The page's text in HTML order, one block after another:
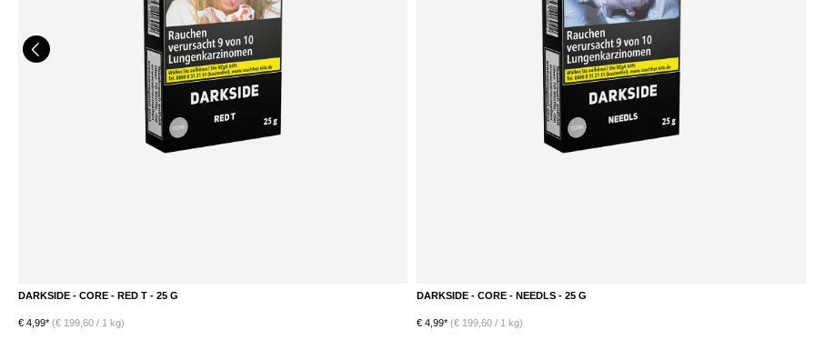
DARKSIDE - CORE - RED T - 25 G
€ 4,99* (€ 199,60 / 1 kg)
DARKSIDE - CORE - NEEDLS - 25 G
€ 4,99* (€ 199,60 / 1 kg)